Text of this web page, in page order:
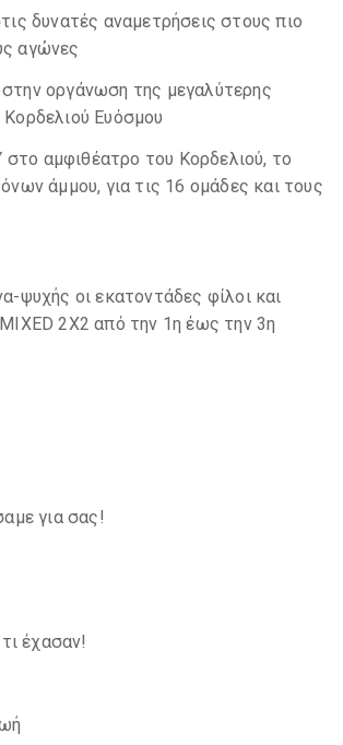
δυνατές αναμετρήσεις στους πιο
αγώνες
οργάνωση της μεγαλύτερης
Ευόσμου
αμφιθέατρο του Κορδελιού, το
άμμου, για τις 16 ομάδες και τους
ψυχής οι εκατοντάδες φίλοι και
2X2 από την 1η έως την 3η
για σας!
έχασαν!